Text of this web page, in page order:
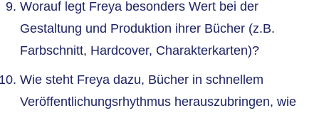
Worauf legt Freya besonders Wert bei der
Gestaltung und Produktion ihrer Bücher (z.B.
Farbschnitt, Hardcover, Charakterkarten)?
Wie steht Freya dazu, Bücher in schnellem
Veröffentlichungsrhythmus herauszubringen, wie